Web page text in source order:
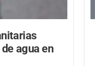
agua en